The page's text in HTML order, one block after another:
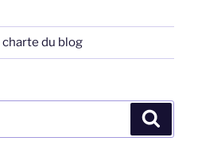
charte du blog